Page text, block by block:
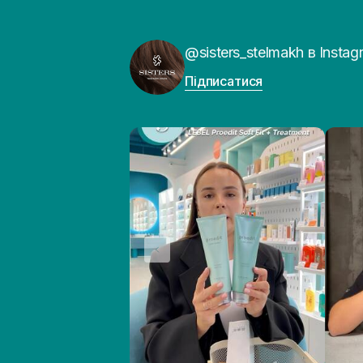
@sisters_stelmakh в
Підписатися